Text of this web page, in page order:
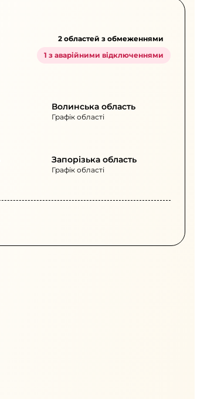
2 областей з обмеженнями
1 з аварійними відключеннями
Волинська область
Графік області
Запорізька область
Графік області